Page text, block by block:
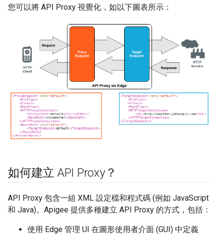
您可以將 API Proxy 視覺化，如以下圖表所示：
如何建立 API Proxy？
API Proxy 包含一組 XML 設定檔和程式碼 (例如 JavaScript
和 Java)。Apigee 提供多種建立 API Proxy 的方式，包括：
使用 Edge 管理 UI 在圖形使用者介面 (GUI) 中定義